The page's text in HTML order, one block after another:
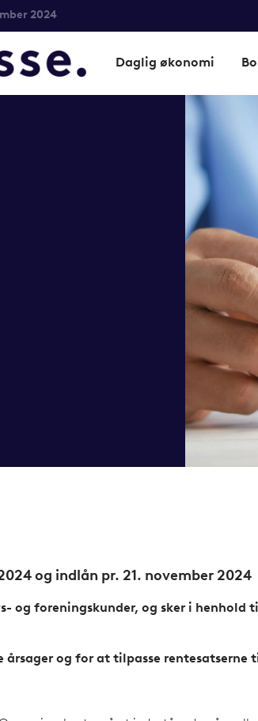
2024
Daglig økonomi
og indlån pr. 21. november 2024
og foreningskunder, og sker i henhold
og for at tilpasse rentesatserne